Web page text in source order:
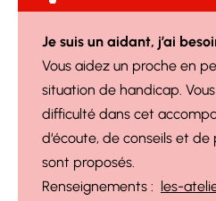
Je suis un aidant, j’ai
Vous aidez un proche en
situation de handicap.
difficulté dans cet
d‘écoute, de conseils et
sont proposés.
Renseignements : les-